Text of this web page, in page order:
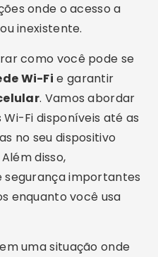
onde o acesso a
inexistente.
como você pode se
Wi-Fi e garantir
. Vamos abordar
Fi disponíveis até as
no seu dispositivo
disso,
segurança importantes
enquanto você usa
uma situação onde